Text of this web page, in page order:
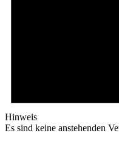
Hinweis
Es sind keine anstehenden